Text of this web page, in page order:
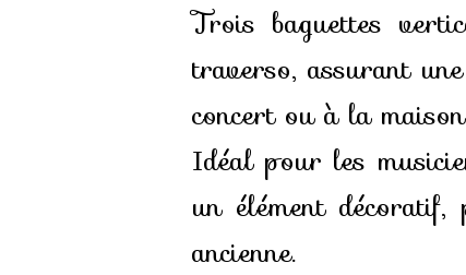
Trois baguettes
traverso, assurant
concert ou à la
Idéal pour les
un élément
ancienne.